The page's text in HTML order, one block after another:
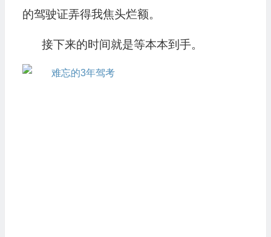
的驾驶证弄得我焦头烂额。
接下来的时间就是等本本到手。